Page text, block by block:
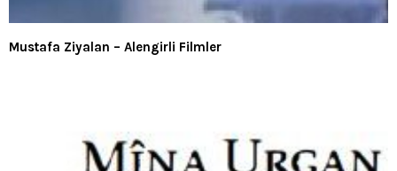
Mustafa Ziyalan – Alengirli Filmler